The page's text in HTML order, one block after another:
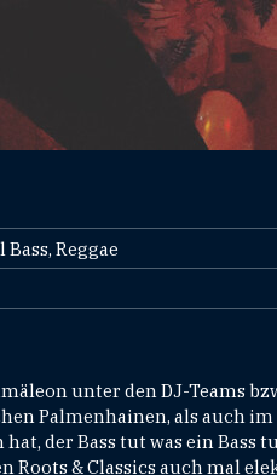
Reggae
unter den DJ-Teams
Palmenhainen, als auch
hat, der Bass tut was ein
& Classics auch mal